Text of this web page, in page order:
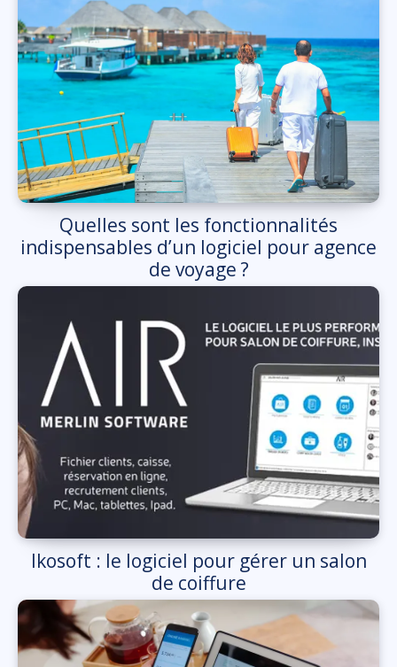
Quelles sont les fonctionnalités
indispensables d’un logiciel pour agence
de voyage ?
Ikosoft : le logiciel pour gérer un salon
de coiffure